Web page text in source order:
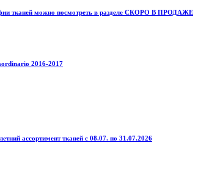
тканей можно посмотреть в разделе СКОРО В ПРОДАЖЕ
2016-2017
ассортимент тканей с 08.07. по 31.07.2026